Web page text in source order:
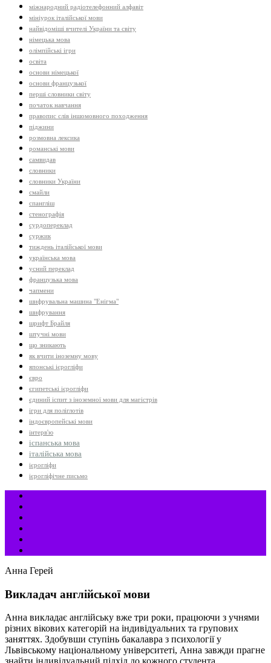
міжнародний радіотелефонний алфавіт
мініурок італійської мови
найвідоміші вчителі України та світу
німецька мова
олімпійські ігри
освіта
основи німецької
основи французької
перші словники світу
початок навчання
правопис слів іншомовного походження
піджини
розмовна лексика
романські мови
самвидав
словники
словники України
смайли
спангліш
стенографія
сурдопереклад
суржик
тиждень італійської мови
українська мова
усний переклад
французька мова
чапмени
шифрувальна машина "Енігма"
шифрування
шрифт Брайля
штучні мови
що зникають
як вчити іноземну мову
японські ієрогліфи
євро
єгипетські ієрогліфи
єдиний іспит з іноземної мови для магістрів
ігри для поліглотів
індоєвропейські мови
інтерв'ю
іспанська мова
італійська мова
ієрогліфи
ієрогліфічне письмо
Анна Герей
Викладач англійської мови
Анна викладає англійську вже три роки, працюючи з учнями
різних вікових категорій на індивідуальних та групових
заняттях. Здобувши ступінь бакалавра з психології у
Львівському національному університеті, Анна завжди прагне